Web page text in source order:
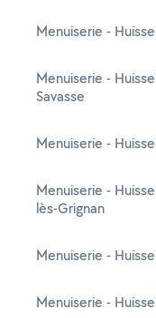
Menuiserie -
Menuiserie -
Savasse
Menuiserie -
Menuiserie -
lès-Grignan
Menuiserie -
Menuiserie -